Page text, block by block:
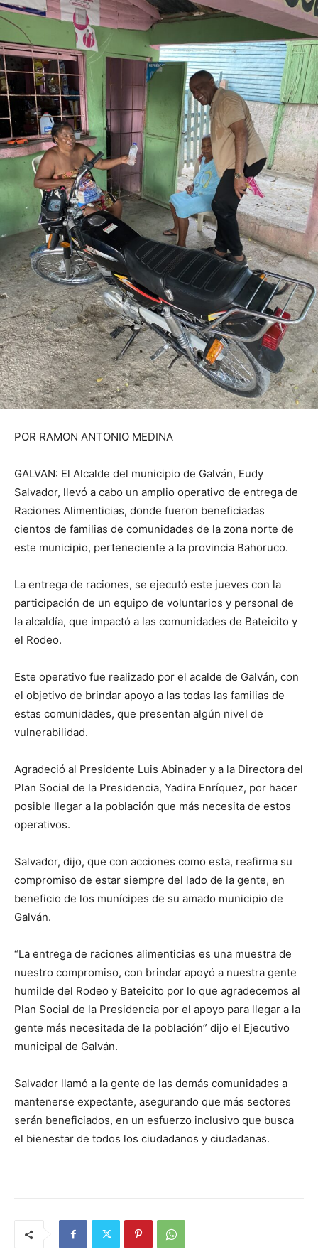
POR RAMON ANTONIO MEDINA
GALVAN: El Alcalde del municipio de Galván, Eudy
Salvador, llevó a cabo un amplio operativo de entrega de
Raciones Alimenticias, donde fueron beneficiadas
cientos de familias de comunidades de la zona norte de
este municipio, perteneciente a la provincia Bahoruco.
La entrega de raciones, se ejecutó este jueves con la
participación de un equipo de voluntarios y personal de
la alcaldía, que impactó a las comunidades de Bateicito y
el Rodeo.
Este operativo fue realizado por el acalde de Galván, con
el objetivo de brindar apoyo a las todas las familias de
estas comunidades, que presentan algún nivel de
vulnerabilidad.
Agradeció al Presidente Luis Abinader y a la Directora del
Plan Social de la Presidencia, Yadira Enríquez, por hacer
posible llegar a la población que más necesita de estos
operativos.
Salvador, dijo, que con acciones como esta, reafirma su
compromiso de estar siempre del lado de la gente, en
beneficio de los munícipes de su amado municipio de
Galván.
“La entrega de raciones alimenticias es una muestra de
nuestro compromiso, con brindar apoyó a nuestra gente
humilde del Rodeo y Bateicito por lo que agradecemos al
Plan Social de la Presidencia por el apoyo para llegar a la
gente más necesitada de la población” dijo el Ejecutivo
municipal de Galván.
Salvador llamó a la gente de las demás comunidades a
mantenerse expectante, asegurando que más sectores
serán beneficiados, en un esfuerzo inclusivo que busca
el bienestar de todos los ciudadanos y ciudadanas.